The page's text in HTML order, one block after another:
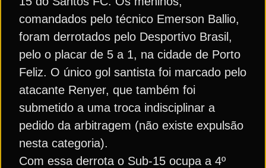
comandados pelo técnico Emerson Ballio,
foram derrotados pelo Desportivo Brasil,
pelo o placar de 5 a 1, na cidade de Porto
Feliz. O único gol santista foi marcado pelo
atacante Renyer, que também foi
submetido a uma troca indisciplinar a
pedido da arbitragem (não existe expulsão
nesta categoria).
Com essa derrota o Sub-15 ocupa a 4º